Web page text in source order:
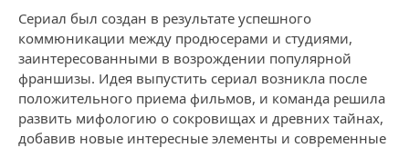
Сериал был создан в результате успешного
коммюникации между продюсерами и студиями,
заинтересованными в возрождении популярной
франшизы. Идея выпустить сериал возникла после
положительного приема фильмов, и команда решила
развить мифологию о сокровищах и древних тайнах,
добавив новые интересные элементы и современные